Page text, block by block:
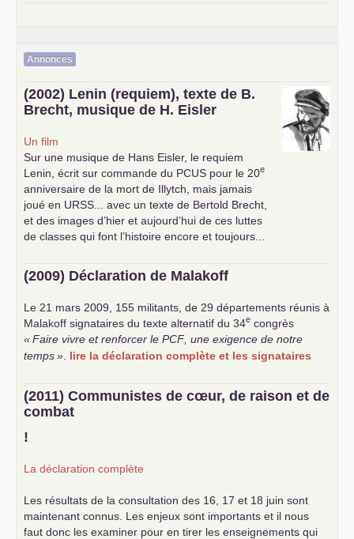
Annonces
(2002) Lenin (requiem), texte de B.
Brecht, musique de H. Eisler
Un film
Sur une musique de Hans Eisler, le requiem
Lenin, écrit sur commande du PCUS pour le 20e
anniversaire de la mort de Illytch, mais jamais
joué en URSS ... avec un texte de Bertold Brecht,
et des images d’hier et aujourd’hui de ces luttes
de classes qui font l’histoire encore et toujours...
(2009) Déclaration de Malakoff
Le 21 mars 2009, 155 militants, de 29 départements réunis à
Malakoff signataires du texte alternatif du 34e congrès
«Faire vivre et renforcer le PCF , une exigence de notre
temps» lire la déclaration complète et les signataires
(2011) Communistes de cœur, de raison et de
combat
!
La déclaration complète
Les résultats de la consultation des 16, 17 et 18 juin sont
maintenant connus. Les enjeux sont importants et il nous
faut donc les examiner pour en tirer les enseignements qui